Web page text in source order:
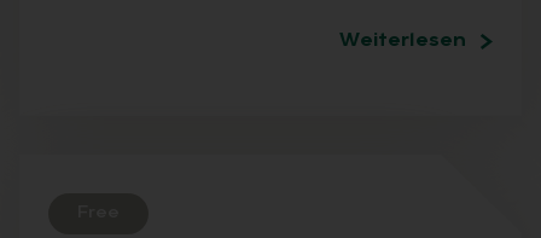
Weiterlesen